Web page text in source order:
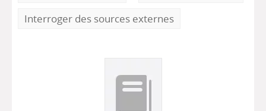
Interroger des sources externes